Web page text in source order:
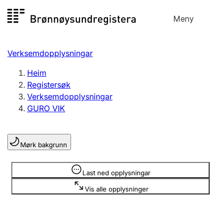
til
Meny
Registersøk
Aksjeselskap
Enkeltpersonføretak
Registrere, endre, slette
Lag og foreining
Registrere, endre, slette
Verksemdopplysningar
Heim
Registersøk
Verksemdopplysningar
GURO VIK
Mørk bakgrunn
Last ned opplysningar
Vis alle opplysninger
Opplysninger er skjult